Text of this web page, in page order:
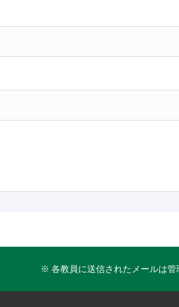
※ 各教員に送信されたメールは